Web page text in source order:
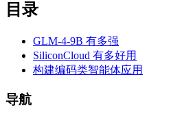
目录
GLM-4-9B 有多强
SiliconCloud 有多好用
构建编码类智能体应用
导航